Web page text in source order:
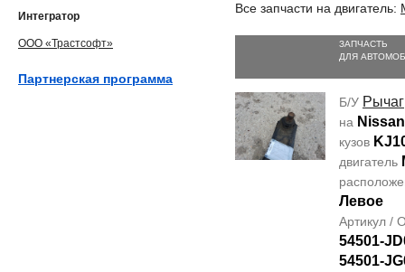
Все запчасти на двигатель:
ЗАПЧАСТЬ
ДЛЯ
Б/У Рычаг
на
кузов
двигатель
Левое
Артикул /
54501-
54501-
Интегратор
ООО «Трастсофт»
Партнерская программа